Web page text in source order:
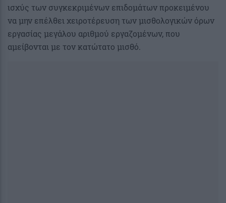
ισχύς των συγκεκριμένων επιδομάτων προκειμένου
να μην επέλθει χειροτέρευση των μισθολογικών όρων
εργασίας μεγάλου αριθμού εργαζομένων, που
αμείβονται με τον κατώτατο μισθό.